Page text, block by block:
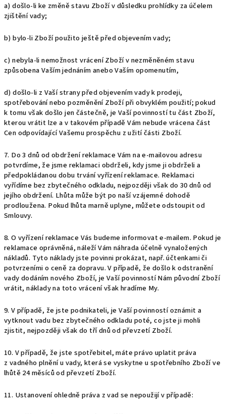
a) došlo-li ke změně stavu Zboží v důsledku prohlídky za účelem
zjištění vady;
b) bylo-li Zboží použito ještě před objevením vady;
c) nebyla-li nemožnost vrácení Zboží v nezměněném stavu
způsobena Vaším jednáním anebo Vaším opomenutím,
d) došlo-li z Vaší strany před objevením vady k prodeji,
spotřebování nebo pozměnění Zboží při obvyklém použití; pokud
k tomu však došlo jen částečně, je Vaší povinností tu část Zboží,
kterou vrátit lze a v takovém případě Vám nebude vrácena část
Cen odpovídající Vašemu prospěchu z užití části Zboží.
7. Do 3 dnů od obdržení reklamace Vám na e-mailovou adresu
potvrdíme, že jsme reklamaci obdrželi, kdy jsme ji obdrželi a
předpokládanou dobu trvání vyřízení reklamace. Reklamaci
vyřídíme bez zbytečného odkladu, nejpozději však do 30 dnů od
jejího obdržení. Lhůta může být po naší vzájemné dohodě
prodloužena. Pokud lhůta marně uplyne, můžete odstoupit od
Smlouvy.
8. O vyřízení reklamace Vás budeme informovat e-mailem. Pokud je
reklamace oprávněná, náleží Vám náhrada účelně vynaložených
nákladů. Tyto náklady jste povinni prokázat, např. účtenkami či
potvrzeními o ceně za dopravu. V případě, že došlo k odstranění
vady dodáním nového Zboží, je Vaší povinností Nám původní Zboží
vrátit, náklady na toto vrácení však hradíme My.
9. V případě, že jste podnikateli, je Vaší povinností oznámit a
vytknout vadu bez zbytečného odkladu poté, co jste ji mohli
zjistit, nejpozději však do tří dnů od převzetí Zboží.
10. V případě, že jste spotřebitel, máte právo uplatit práva
z vadného plnění u vady, která se vyskytne u spotřebního Zboží ve
lhůtě 24 měsíců od převzetí Zboží.
11. Ustanovení ohledně práva z vad se nepoužijí v případě: